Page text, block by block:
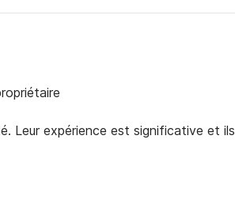
Leur expérience est significative et ils